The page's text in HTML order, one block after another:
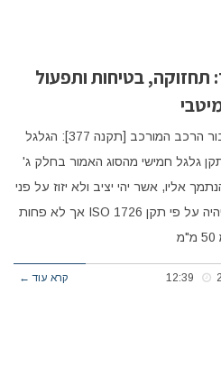
בטיחות ותפעול
תקנות תעבורה רלבנטיות לחיבור הרכב המורכב [תקנה 377]: הגלגל
גלגל חמישי מהסוג האמור בחלק ג'
אליו, אשר יהי יציב ולא יזוז על פני
המסגרת. מיקום הגלגל החמישי יהיה על פי תקן ISO 1726 אך לא פחות
קרא עוד ←